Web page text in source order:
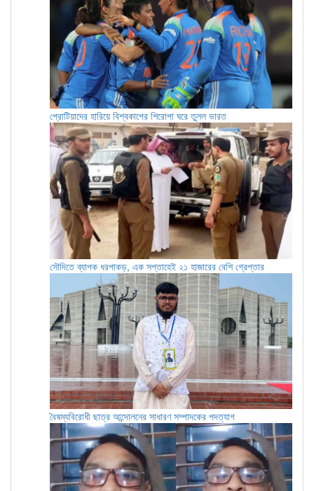
প্রোটিয়াদের হারিয়ে বিশ্বকাপের শিরোপা ঘরে তুলল ভারত
সৌদিতে ব্যাপক ধরপাকড়, এক সপ্তাহেই ২১ হাজারের বেশি গ্রেপ্তার
বৈষম্যবিরোধী ছাত্র আন্দোলনের সাধারণ সম্পাদকের পদত্যাগ